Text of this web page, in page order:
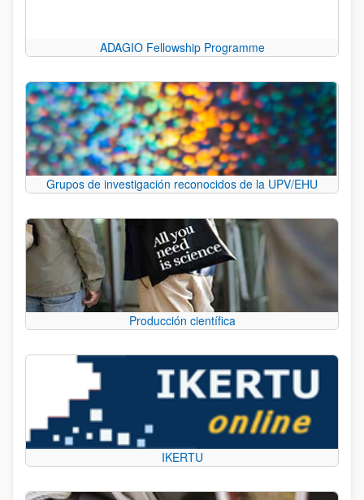
ADAGIO Fellowship Programme
Grupos de investigación reconocidos de la UPV/EHU
Producción científica
IKERTU